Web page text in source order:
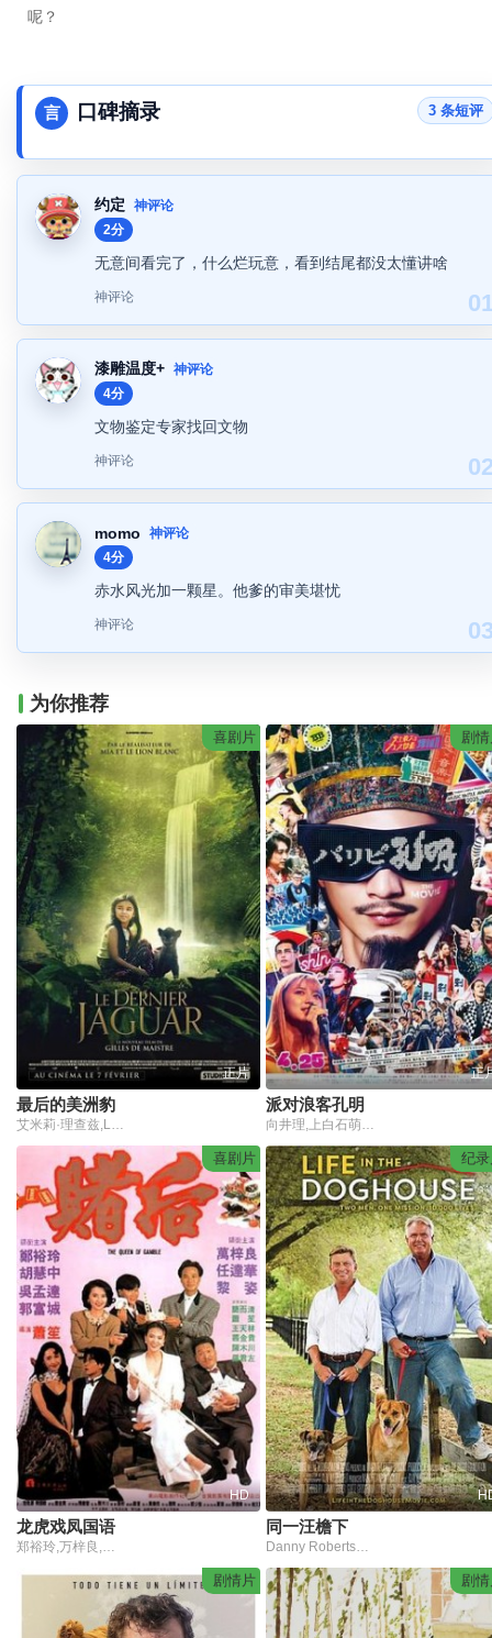
呢？
言 口碑摘录 3 条短评
约定
神评论
2分
无意间看完了，什么烂玩意，看到结尾都没太懂讲啥
神评论
漆雕温度+ 神评论
4分
文物鉴定专家找回文物
神评论
momo
神评论
4分
赤水风光加一颗星。他爹的审美堪忧
神评论
为你推荐
喜剧片
正片
最后的美洲豹
艾米莉·理查兹,Lumi,Pollack,Wayne,Charles,Baker
剧
正
派对浪客孔明
向井理,上白石萌歌,藤冈靛,森山未来,神尾枫珠,诗羽,菅原小春,八木莉可子,宫世琉弥,森崎温,石野理子,石崎Huwie,和田理生,本间朋晃,真壁刀義,长冈亮介,蔷薇园啊呜,菊地凛子,和田聪宏
喜剧片
HD
龙虎戏凤国语
纪
同一汪檐下
Danny Robertshaw,Ron Danta
剧情片 剧